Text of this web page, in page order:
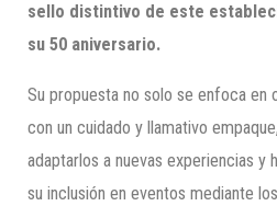
sello distintivo de este
su 50 aniversario.
Su propuesta no solo se enfoca
con un cuidado y llamativo
adaptarlos a nuevas experiencias y
su inclusión en eventos mediante